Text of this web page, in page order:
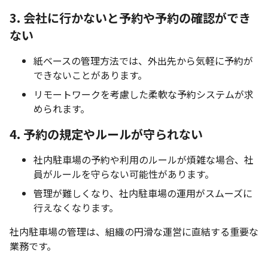
3. 会社に行かないと予約や予約の確認ができ
ない
紙ベースの管理方法では、外出先から気軽に予約が
できないことがあります。
リモートワークを考慮した柔軟な予約システムが求
められます。
4. 予約の規定やルールが守られない
社内駐車場の予約や利用のルールが煩雑な場合、社
員がルールを守らない可能性があります。
管理が難しくなり、社内駐車場の運用がスムーズに
行えなくなります。
社内駐車場の管理は、組織の円滑な運営に直結する重要な
業務です。